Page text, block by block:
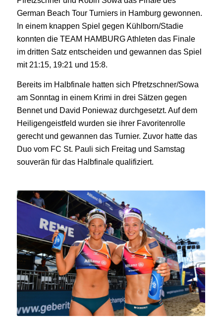
German Beach Tour Turniers in Hamburg gewonnen.
In einem knappen Spiel gegen Kühlborn/Stadie
konnten die TEAM HAMBURG Athleten das Finale
im dritten Satz entscheiden und gewannen das Spiel
mit 21:15, 19:21 und 15:8.
Bereits im Halbfinale hatten sich Pfretzschner/Sowa
am Sonntag in einem Krimi in drei Sätzen gegen
Bennet und David Poniewaz durchgesetzt. Auf dem
Heiligengeistfeld wurden sie ihrer Favoritenrolle
gerecht und gewannen das Turnier. Zuvor hatte das
Duo vom FC St. Pauli sich Freitag und Samstag
souverän für das Halbfinale qualifiziert.